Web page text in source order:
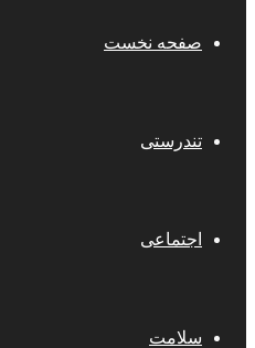
صفحه نخست
تندرستی
اجتماعی
سلامت